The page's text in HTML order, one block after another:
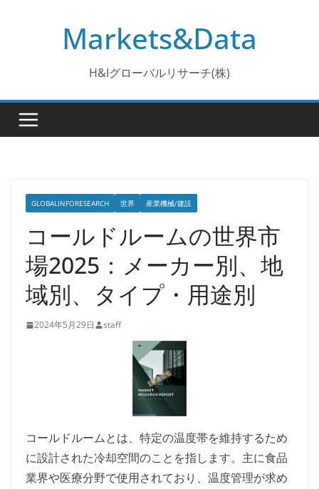
Markets&Data
H&Iグローバルリサーチ(株)
GLOBALINFORESEARCH 世界 産業機械/建設
コールドルームの世界市
場2025：メーカー別、地
域別、タイプ・用途別
2024年5月29日 staff
コールドルームとは、特定の温度帯を維持するため
に設計された冷却空間のことを指します。主に食品
業界や医療分野で使用されており、温度管理が求め